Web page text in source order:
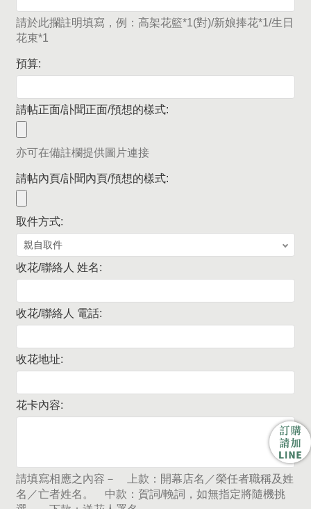
請於此攔註明填寫，例：高架花籃*1(對)/新娘捧花*1/生日
花束*1
預算:
請帖正面/訃聞正面/預想的樣式:
亦可在備註欄提供圖片連接
請帖內頁/訃聞內頁/預想的樣式:
取件方式:
收花/聯絡人 姓名:
收花/聯絡人 電話:
收花地址:
花卡內容:
請填寫相應之內容－ 上款：開幕店名／榮任者職稱及姓
名／亡者姓名。 中款：賀詞/輓詞，如無指定將隨機挑